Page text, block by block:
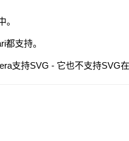
。
支持。
支持SVG - 它也不支持SVG